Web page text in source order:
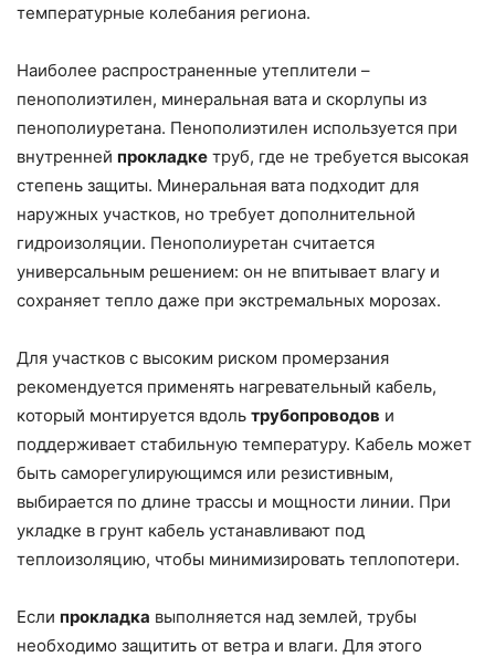
температурные колебания региона.
Наиболее распространенные утеплители –
пенополиэтилен, минеральная вата и скорлупы из
пенополиуретана. Пенополиэтилен используется при
внутренней прокладке труб, где не требуется высокая
степень защиты. Минеральная вата подходит для
наружных участков, но требует дополнительной
гидроизоляции. Пенополиуретан считается
универсальным решением: он не впитывает влагу и
сохраняет тепло даже при экстремальных морозах.
Для участков с высоким риском промерзания
рекомендуется применять нагревательный кабель,
который монтируется вдоль трубопроводов и
поддерживает стабильную температуру. Кабель может
быть саморегулирующимся или резистивным,
выбирается по длине трассы и мощности линии. При
укладке в грунт кабель устанавливают под
теплоизоляцию, чтобы минимизировать теплопотери.
Если прокладка выполняется над землей, трубы
необходимо защитить от ветра и влаги. Для этого